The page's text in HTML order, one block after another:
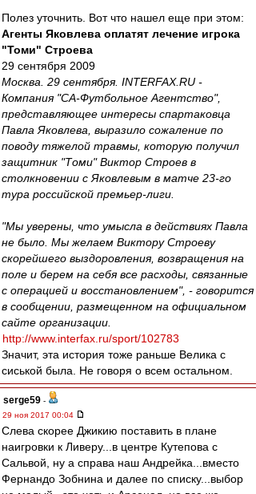
Полез уточнить. Вот что нашел еще при этом:
Агенты Яковлева оплатят лечение игрока
"Томи" Строева
29 сентября 2009
Москва. 29 сентября. INTERFAX.RU -
Компания "СА-Футбольное Агентство",
представляющее интересы спартаковца
Павла Яковлева, выразило сожаление по
поводу тяжелой травмы, которую получил
защитник "Томи" Виктор Строев в
столкновении с Яковлевым в матче 23-го
тура российской премьер-лиги.
"Мы уверены, что умысла в действиях Павла
не было. Мы желаем Виктору Строеву
скорейшего выздоровления, возвращения на
поле и берем на себя все расходы, связанные
с операцией и восстановлением", - говорится
в сообщении, размещенном на официальном
сайте организации.
http://www.interfax.ru/sport/102783
Значит, эта история тоже раньше Велика с
сиськой была. Не говоря о всем остальном.
serge59 -
29 ноя 2017 00:04
Слева скорее Джикию поставить в плане
наигровки к Ливеру...в центре Кутепова с
Сальвой, ну а справа наш Андрейка...вместо
Фернандо Зобнина и далее по списку...выбор